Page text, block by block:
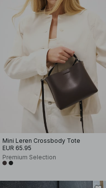
Mini Leren Crossbody Tote
EUR 65.95
Premium Selection